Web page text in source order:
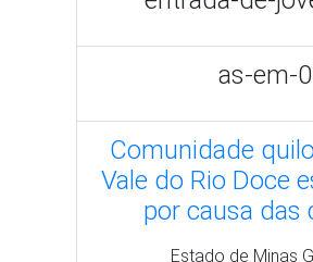
12/01/2022
Com surto de
pessoas em
Quilombo Santa
ajuda